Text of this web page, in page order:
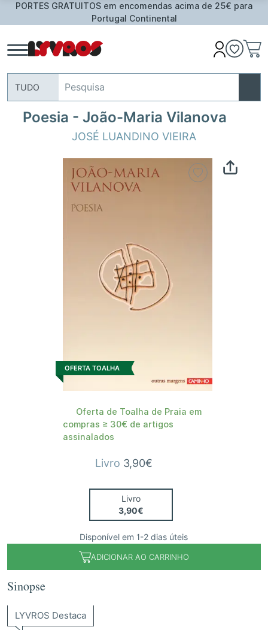
PORTES GRATUITOS em encomendas acima de 25€ para
Portugal Continental
TUDO
Poesia - João-Maria Vilanova
JOSÉ LUANDINO VIEIRA
OFERTA TOALHA
Oferta de Toalha de Praia em
compras ≥ 30€ de artigos
assinalados
Livro 3,90€
Livro
3,90€
Disponível em 1-2 dias úteis
ADICIONAR AO CARRINHO
Sinopse
LYVROS Destaca